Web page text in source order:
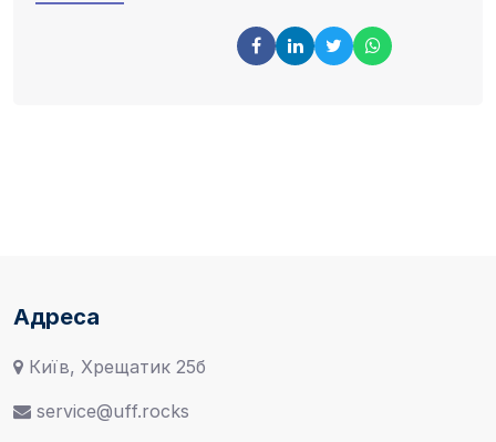
Адреса
Київ, Хрещатик 25б
service@uff.rocks